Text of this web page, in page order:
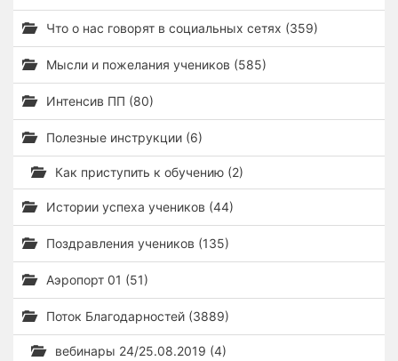
Что о нас говорят в социальных сетях (359)
Мысли и пожелания учеников (585)
Интенсив ПП (80)
Полезные инструкции (6)
Как приступить к обучению (2)
Истории успеха учеников (44)
Поздравления учеников (135)
Аэропорт 01 (51)
Поток Благодарностей (3889)
вебинары 24/25.08.2019 (4)